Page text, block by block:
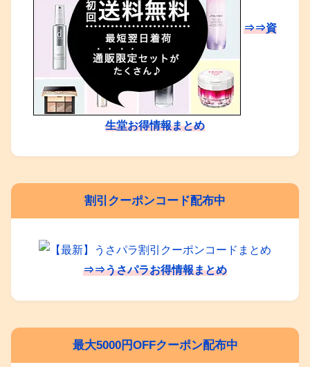
⇒⇒資
生堂お得情報まとめ
割引クーポンコード配布中
⇒⇒うさパラお得情報まとめ
最大5000円OFFクーポン配布中